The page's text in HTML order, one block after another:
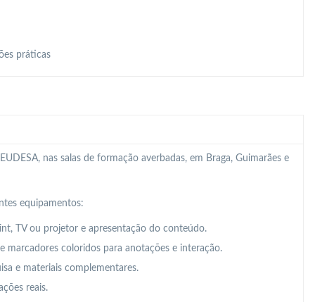
práticas
nas salas de formação averbadas, em Braga, Guimarães e
equipamentos:
TV ou projetor e apresentação do conteúdo.
marcadores coloridos para anotações e interação.
e materiais complementares.
reais.